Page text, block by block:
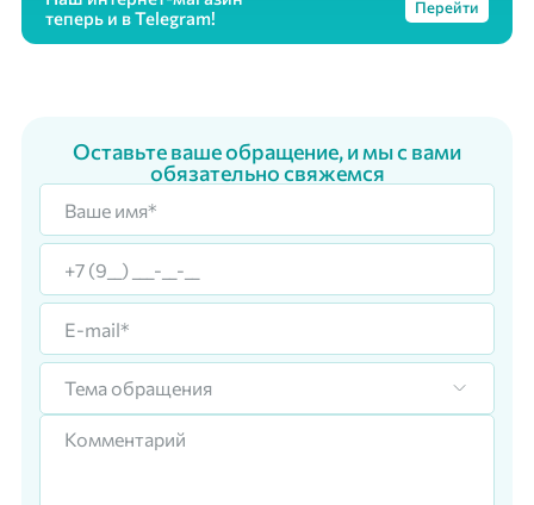
теперь и в Telegram!
Перейти
Оставьте ваше обращение, и мы с вами
обязательно свяжемся
Тема обращения